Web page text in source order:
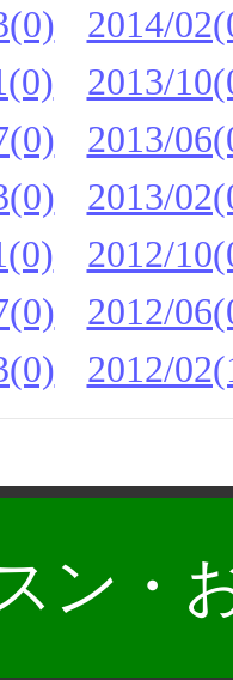
2014/
2013/
2013/
2013/
2012/
2012/
2012/
ン・